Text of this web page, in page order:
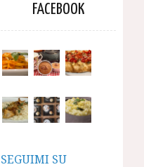
FACEBOOK
SEGUIMI SU